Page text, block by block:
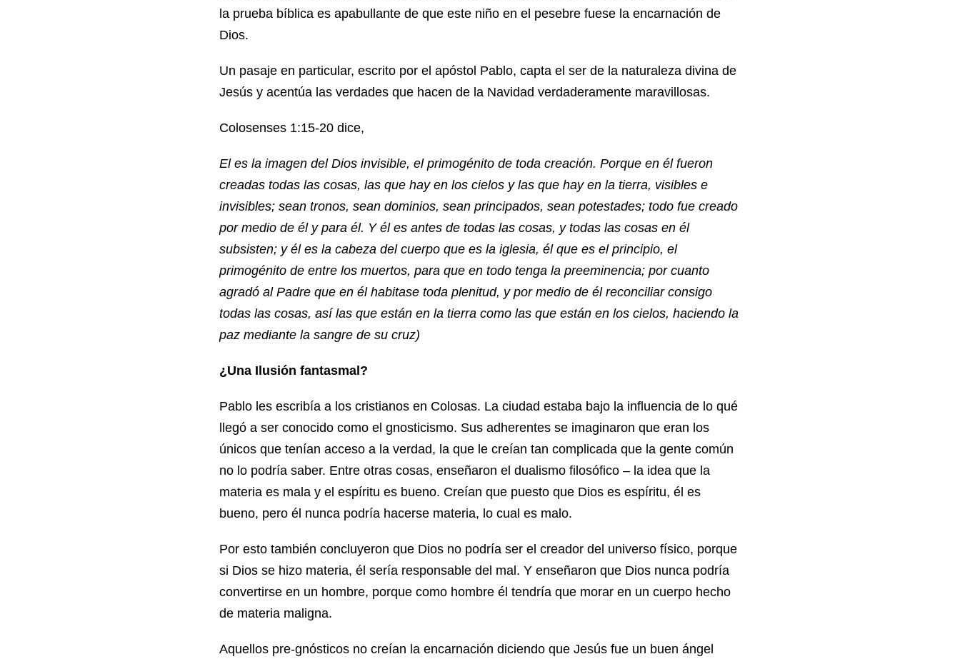
la prueba bíblica es apabullante de que este niño en el pesebre fuese la encarnación de
Dios.
Un pasaje en particular, escrito por el apóstol Pablo, capta el ser de la naturaleza divina de
Jesús y acentúa las verdades que hacen de la Navidad verdaderamente maravillosas.
Colosenses 1:15-20 dice,
El es la imagen del Dios invisible, el primogénito de toda creación. Porque en él fueron
creadas todas las cosas, las que hay en los cielos y las que hay en la tierra, visibles e
invisibles; sean tronos, sean dominios, sean principados, sean potestades; todo fue creado
por medio de él y para él. Y él es antes de todas las cosas, y todas las cosas en él
subsisten; y él es la cabeza del cuerpo que es la iglesia, él que es el principio, el
primogénito de entre los muertos, para que en todo tenga la preeminencia; por cuanto
agradó al Padre que en él habitase toda plenitud, y por medio de él reconciliar consigo
todas las cosas, así las que están en la tierra como las que están en los cielos, haciendo la
paz mediante la sangre de su cruz)
¿Una Ilusión fantasmal?
Pablo les escribía a los cristianos en Colosas. La ciudad estaba bajo la influencia de lo qué
llegó a ser conocido como el gnosticismo. Sus adherentes se imaginaron que eran los
únicos que tenían acceso a la verdad, la que le creían tan complicada que la gente común
no lo podría saber. Entre otras cosas, enseñaron el dualismo filosófico – la idea que la
materia es mala y el espíritu es bueno. Creían que puesto que Dios es espíritu, él es
bueno, pero él nunca podría hacerse materia, lo cual es malo.
Por esto también concluyeron que Dios no podría ser el creador del universo físico, porque
si Dios se hizo materia, él sería responsable del mal. Y enseñaron que Dios nunca podría
convertirse en un hombre, porque como hombre él tendría que morar en un cuerpo hecho
de materia maligna.
Aquellos pre-gnósticos no creían la encarnación diciendo que Jesús fue un buen ángel